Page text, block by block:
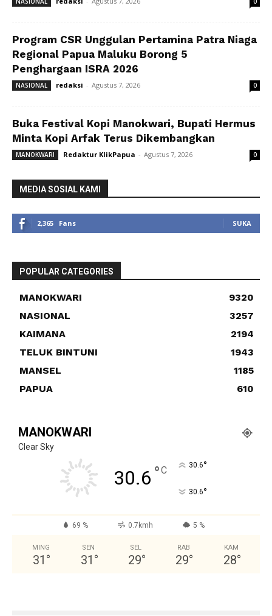
Program CSR Unggulan Pertamina Patra Niaga
Regional Papua Maluku Borong 5
Penghargaan ISRA 2026
NASIONAL redaksi - Agustus 7, 2026 0
Buka Festival Kopi Manokwari, Bupati Hermus
Minta Kopi Arfak Terus Dikembangkan
MANOKWARI Redaktur KlikPapua - Agustus 7, 2026 0
MEDIA SOSIAL KAMI
2,365 Fans SUKA
POPULAR CATEGORIES
MANOKWARI
9320
NASIONAL
3257
KAIMANA
2194
TELUK BINTUNI
1943
MANSEL
1185
PAPUA
610
MANOKWARI
Clear Sky
30.6 °C 30.6°
30.6°
69 % 0.7kmh 5 %
MING
31 °
SEN
31 °
SEL
29°
RAB
29°
KAM
28°